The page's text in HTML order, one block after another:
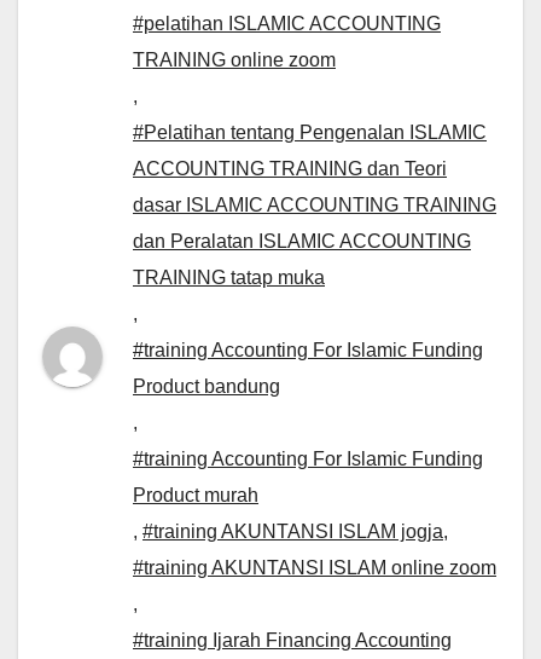
#pelatihan ISLAMIC ACCOUNTING
TRAINING online zoom
,
#Pelatihan tentang Pengenalan ISLAMIC
ACCOUNTING TRAINING dan Teori
dasar ISLAMIC ACCOUNTING TRAINING
dan Peralatan ISLAMIC ACCOUNTING
TRAINING tatap muka
,
#training Accounting For Islamic Funding
Product bandung
,
#training Accounting For Islamic Funding
Product murah
, #training AKUNTANSI ISLAM jogja,
#training AKUNTANSI ISLAM online zoom
,
#training Ijarah Financing Accounting